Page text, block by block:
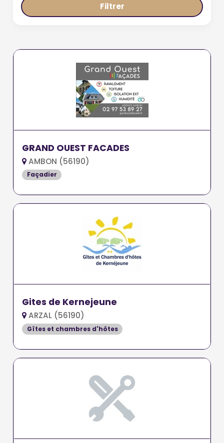
Filtrer
GRAND OUEST FACADES
AMBON (56190)
Façadier
Gites de Kernejeune
ARZAL (56190)
Gîtes et chambres d'hôtes